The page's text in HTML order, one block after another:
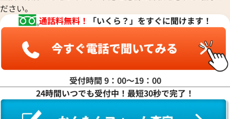
CODE 11.59
合わせください
電話で聞く
オーデマ ピゲ CODE 11.59
15210OR.OO.A002KB.01
参考買取価格
3,285,000円
※2023年10月9日時点の参考
ウブロ
ETERNA
エテルナ
EDOX
エドックス
EBERHARD
エベラール
EBEL
エベル
クロノスイス
GUCCI
グッチ
Graham
グラハム
グランドセイコー
CORUM
コルム
Concord
Jacob & Co.
ジェイコブ
Gerald Genta
ジェラルド・ジェンタ
Jaeger-LeCoultre
ジャケ・ドロー
Girard-Perregaux
ジラール・ペルゴ
パルミジャーニ・フルリエ
Piaget
PIERRE KUNZ
ピエール・クンツ
FRANCK MULLER
フランク ミュラー
BOUCHERON
ブシュロン
ルミノックス
Ressence
ROGER DUBUIS
ロジェ・デュブイ
ROLEX
ロレックス
LONGINES
ロンジン
ださい。
通話料無料！
「いくら？」をすぐに聞けます！
受付時間 9：00〜19：00
24時間いつでも受付中！最短30秒で完了！